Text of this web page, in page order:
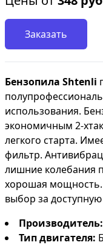
Заказать
Бензопила Shtenli
использования.
экономичным 2-
легкого старта.
фильтр.
лишние колебания
хорошая мощность.
выбор за доступную
Производитель:
Тип двигателя: